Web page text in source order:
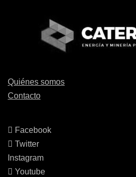
Quiénes somos
Contacto
Facebook
Twitter
Instagram
Youtube